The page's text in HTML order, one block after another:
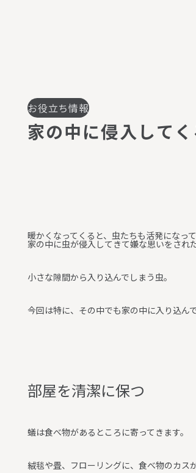
お役立ち情報
家の中に侵入して く
暖かくなってくると、虫たちも活発になって
家の中に虫が侵入してきて嫌な思いをされ
小さな隙間から入り込んでしまう虫。
今回は特に、その中でも家の中に入り込ん
部屋を清潔に保つ
蟻は食べ物があるところに寄ってきます。
絨毯や畳、フローリングに、食べ物のカス